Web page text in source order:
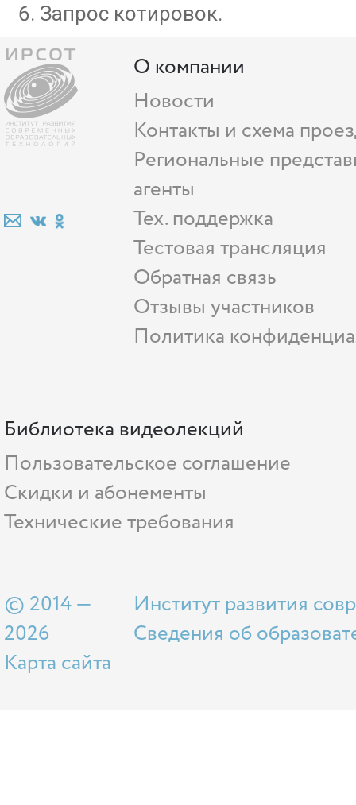
Запрос котировок.
О компании
Новости
Контакты и схема
Региональные
агенты
Тех. поддержка
Тестовая трансляция
Обратная связь
Отзывы участников
Политика
Библиотека видеолекций
Пользовательское соглашение
Скидки и абонементы
Технические требования
© 2014 —
2026
Карта сайта
Институт развития
Сведения об